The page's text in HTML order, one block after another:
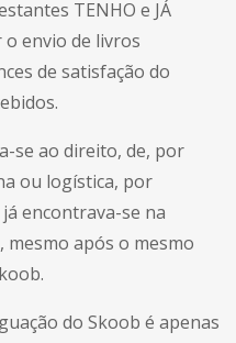
TENHO e JÁ
o envio de livros
de satisfação do
se ao direito, de, por
ou logística, por
encontrava-se na
mesmo após o mesmo
do Skoob é apenas